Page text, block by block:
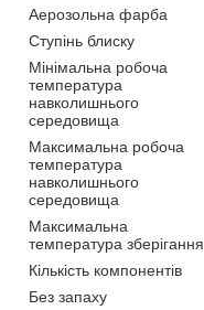
Аерозольна фарба
Ступінь блиску
Мінімальна робоча
температура
навколишнього
середовища
Максимальна робоча
температура
навколишнього
середовища
Максимальна
температура зберігання
Кількість компонентів
Без запаху